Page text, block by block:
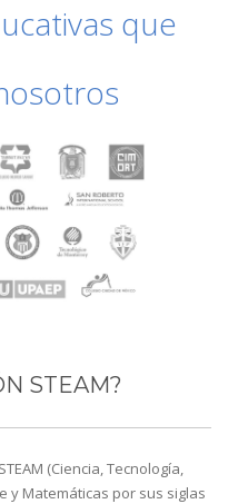
que
STEAM?
(Ciencia, Tecnología,
y Matemáticas por sus siglas